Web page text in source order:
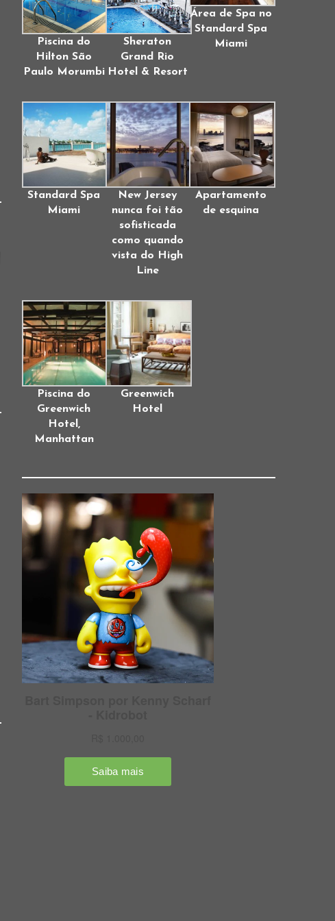
Piscina do
Hilton São
Paulo Morumbi
Sheraton
Grand Rio
Hotel & Resort
Área de Spa no
Standard Spa
Miami
Standard Spa
Miami
New Jersey
nunca foi tão
sofisticada
como quando
vista do High
Line
Apartamento
de esquina
Piscina do
Greenwich
Hotel,
Manhattan
Greenwich
Hotel